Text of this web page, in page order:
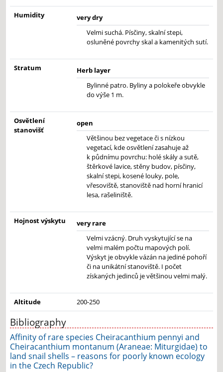
Humidity
very dry
Velmi suchá. Písčiny, skalní stepi,
osluněné povrchy skal a kamenitých sutí.
Stratum
Herb layer
Bylinné patro. Byliny a polokeře obvykle
do výše 1 m.
Osvětlení
stanovišť
open
Většinou bez vegetace či s nízkou
vegetací, kde osvětlení zasahuje až
k půdnímu povrchu: holé skály a sutě,
štěrkové lavice, stěny budov, písčiny,
skalní stepi, kosené louky, pole,
vřesoviště, stanoviště nad horní hranicí
lesa, rašeliniště.
Hojnost výskytu
very rare
Velmi vzácný. Druh vyskytující se na
velmi malém počtu mapových polí.
Výskyt je obvykle vázán na jediné pohoří
či na unikátní stanoviště. I počet
získaných jedinců je většinou velmi malý.
Altitude 200-250
Bibliography
Affinity of rare species Cheiracanthium pennyi and
Cheiracanthium montanum (Araneae: Miturgidae) to
land snail shells – reasons for poorly known ecology
in the Czech Republic?